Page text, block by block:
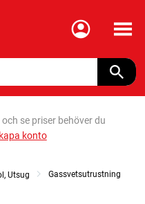
Meny
se priser behöver du
konto
Utsug Gassvetsutrustning